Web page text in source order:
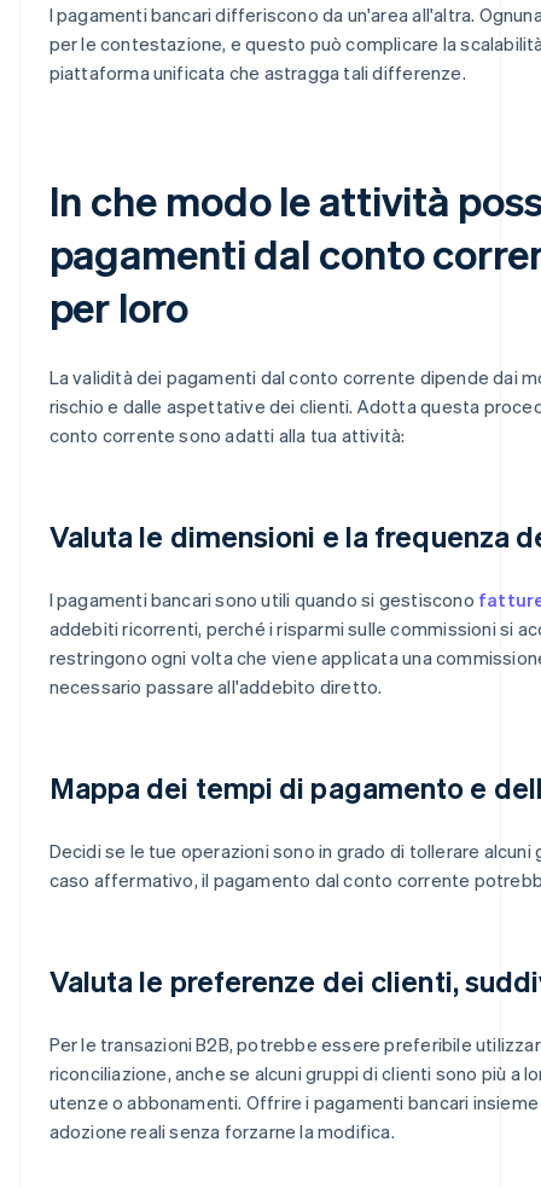
I pagamenti bancari differiscono da un'area all'altra.
per le contestazione, e questo può complicare la
piattaforma unificata che astragga tali differenze.
In che modo le attività
pagamenti dal conto
per loro
La validità dei pagamenti dal conto corrente dipende dai
rischio e dalle aspettative dei clienti. Adotta questa
conto corrente sono adatti alla tua attività:
Valuta le dimensioni e la frequenza
I pagamenti bancari sono utili quando si gestiscono
addebiti ricorrenti, perché i risparmi sulle commissioni si
restringono ogni volta che viene applicata una
necessario passare all'addebito diretto.
Mappa dei tempi di pagamento e
Decidi se le tue operazioni sono in grado di tollerare
caso affermativo, il pagamento dal conto corrente
Valuta le preferenze dei clienti,
Per le transazioni B2B, potrebbe essere preferibile
riconciliazione, anche se alcuni gruppi di clienti sono più
utenze o abbonamenti. Offrire i pagamenti bancari
adozione reali senza forzarne la modifica.